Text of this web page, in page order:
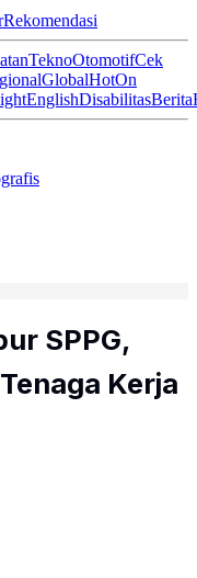
Rekomendasi
TeknoOtomotifCek
GlobalHotOn
EnglishDisabilitasBerita
SPPG,
Kerja